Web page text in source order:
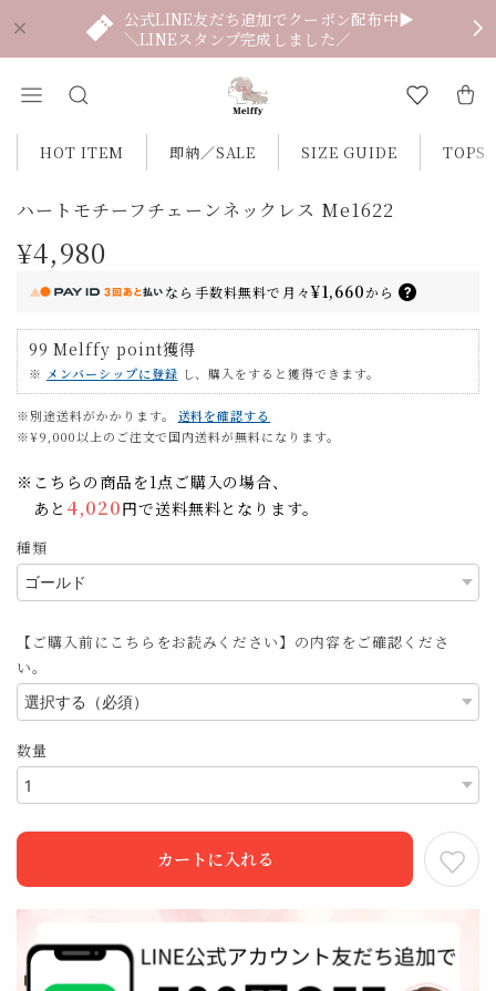
公式LINE友だち追加でクーポン配布中▶
＼LINEスタンプ完成しました／
HOT ITEM 即納／SALE SIZE GUIDE TOPS
ハートモチーフチェーンネックレス Me1622
¥4,980
なら 手数料無料で 月々¥1,660から
99 Melffy point獲得
※ メンバーシップに登録 し、購入をすると獲得できます。
※別途送料がかかります。
送料を確認する
※¥9,000以上のご注文で国内送料が無料になります。
※こちらの商品を1点ご購入の場合、
あと 4,020円で送料無料となります。
種類
【ご購入前にこちらをお読みください】の内容をご確認くださ
い。
数量
カートに入れる